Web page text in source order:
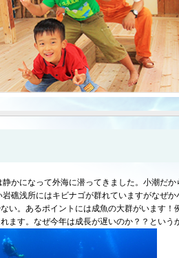
かになって外海に潜ってきました。小潮だ
礁浅所にはキビナゴが群れていますがなぜか
い。あるポイントには成魚の大群がいます！
ます。なぜ今年は成長が遅いのか？？という